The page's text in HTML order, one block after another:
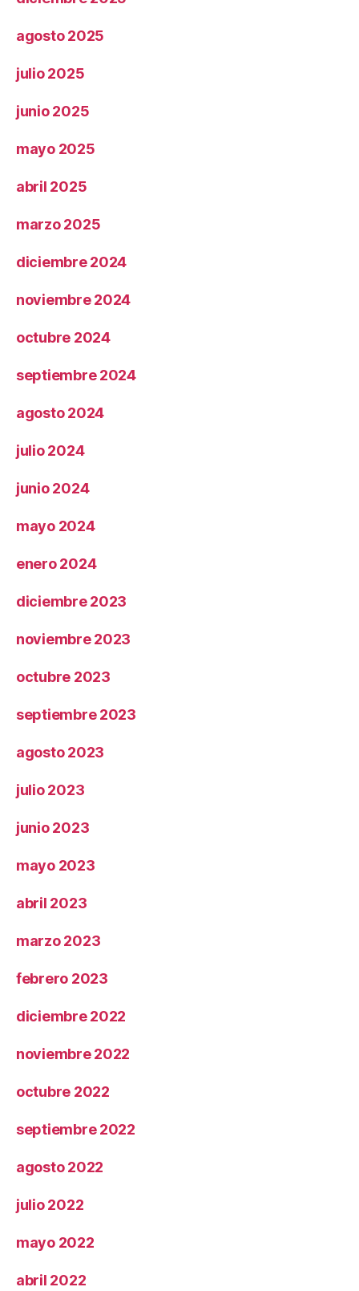
agosto 2025
julio 2025
junio 2025
mayo 2025
abril 2025
marzo 2025
diciembre 2024
noviembre 2024
octubre 2024
septiembre 2024
agosto 2024
julio 2024
junio 2024
mayo 2024
enero 2024
diciembre 2023
noviembre 2023
octubre 2023
septiembre 2023
agosto 2023
julio 2023
junio 2023
mayo 2023
abril 2023
marzo 2023
febrero 2023
diciembre 2022
noviembre 2022
octubre 2022
septiembre 2022
agosto 2022
julio 2022
mayo 2022
abril 2022